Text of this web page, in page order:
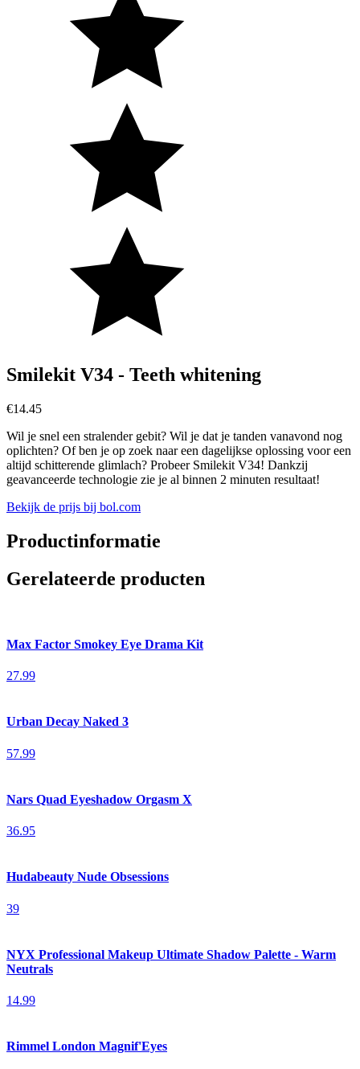
Smilekit V34 - Teeth whitening
€14.45
Wil je snel een stralender gebit? Wil je dat je tanden vanavond nog
oplichten? Of ben je op zoek naar een dagelijkse oplossing voor een
altijd schitterende glimlach? Probeer Smilekit V34! Dankzij
geavanceerde technologie zie je al binnen 2 minuten resultaat!
Bekijk de prijs bij bol.com
Productinformatie
Gerelateerde producten
Max Factor Smokey Eye Drama Kit
27.99
Urban Decay Naked 3
57.99
Nars Quad Eyeshadow Orgasm X
36.95
Hudabeauty Nude Obsessions
39
NYX Professional Makeup Ultimate Shadow Palette - Warm
Neutrals
14.99
Rimmel London Magnif'Eyes